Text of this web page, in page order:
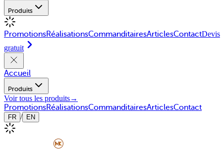
Produits
PromotionsRéalisationsCommanditairesArticlesContactDevis
gratuit
Accueil
Produits
Voir tous les produits→
PromotionsRéalisationsCommanditairesArticlesContact
FR / EN